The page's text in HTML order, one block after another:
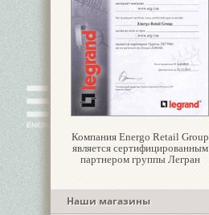
Компания Energo Retail Group
является сертифицированным
партнером группы Легран
Наши магазины